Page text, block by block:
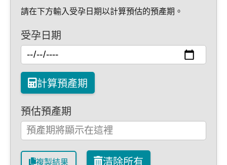
請在下方輸入受孕日期以計算預估的預產期。
受孕日期
計算預產期
預估預產期
複製結果 清除所有